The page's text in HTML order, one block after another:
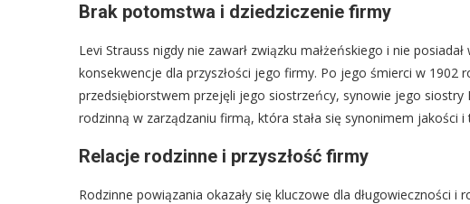
Brak potomstwa i dziedziczenie firmy
Levi Strauss nigdy nie zawarł związku małżeńskiego i nie
konsekwencje dla przyszłości jego firmy. Po jego śmierci w 1902
przedsiębiorstwem przejęli jego siostrzeńcy, synowie jego siostry
rodzinną w zarządzaniu firmą, która stała się synonimem jakości i
Relacje rodzinne i przyszłość firmy
Rodzinne powiązania okazały się kluczowe dla długowieczności